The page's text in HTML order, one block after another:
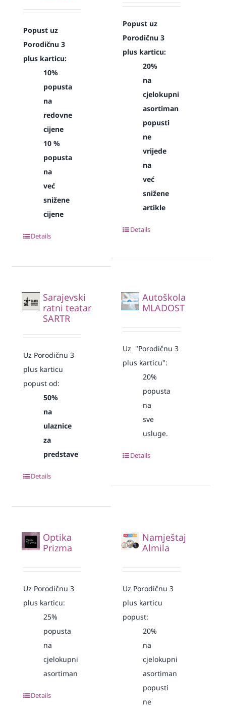
Popust uz
Porodičnu 3
plus karticu:
10%
popusta
na
redovne
cijene
10 %
popusta
na
već
snižene
cijene
Details
Popust uz
Porodičnu 3
plus karticu:
20%
na
cjelokupni
asortiman
popusti
ne
vrijede
na
već
snižene
artikle
Details
Sarajevski
ratni teatar
SARTR
Uz Porodičnu 3
plus karticu
popust od:
50%
na
ulaznice
za
predstave
Details
Autoškola
MLADOST
Uz "Porodičnu 3
plus karticu":
20%
popusta
na
sve
usluge.
Details
Optika
Prizma
Uz Porodičnu 3
plus karticu:
25%
popusta
na
cjelokupni
asortiman
Details
Namještaj
Almila
Uz Porodičnu 3
plus karticu
popust:
20%
na
cjelokupni
asortiman
popusti
ne